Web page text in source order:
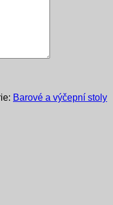
Barové a výčepní stoly